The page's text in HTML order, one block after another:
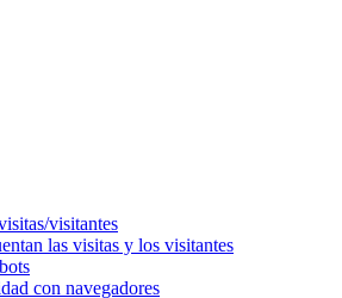
visitantes
las visitas y los visitantes
con navegadores